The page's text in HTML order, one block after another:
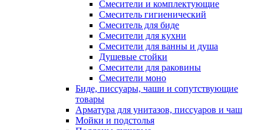
Смесители и комплектующие
Смеситель гигиенический
Смеситель для биде
Смесители для кухни
Смесители для ванны и душа
Душевые стойки
Смесители для раковины
Смесители моно
Биде, писсуары, чаши и сопутствующие
товары
Арматура для унитазов, писсуаров и чаш
Мойки и подстолья